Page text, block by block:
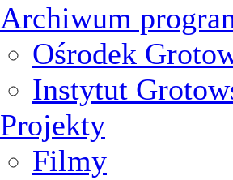
Archiwum
Ośrodek
Instytut
Projekty
Filmy